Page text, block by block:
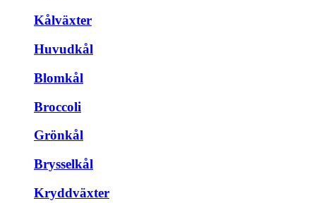
Kålväxter
Huvudkål
Blomkål
Broccoli
Grönkål
Brysselkål
Kryddväxter